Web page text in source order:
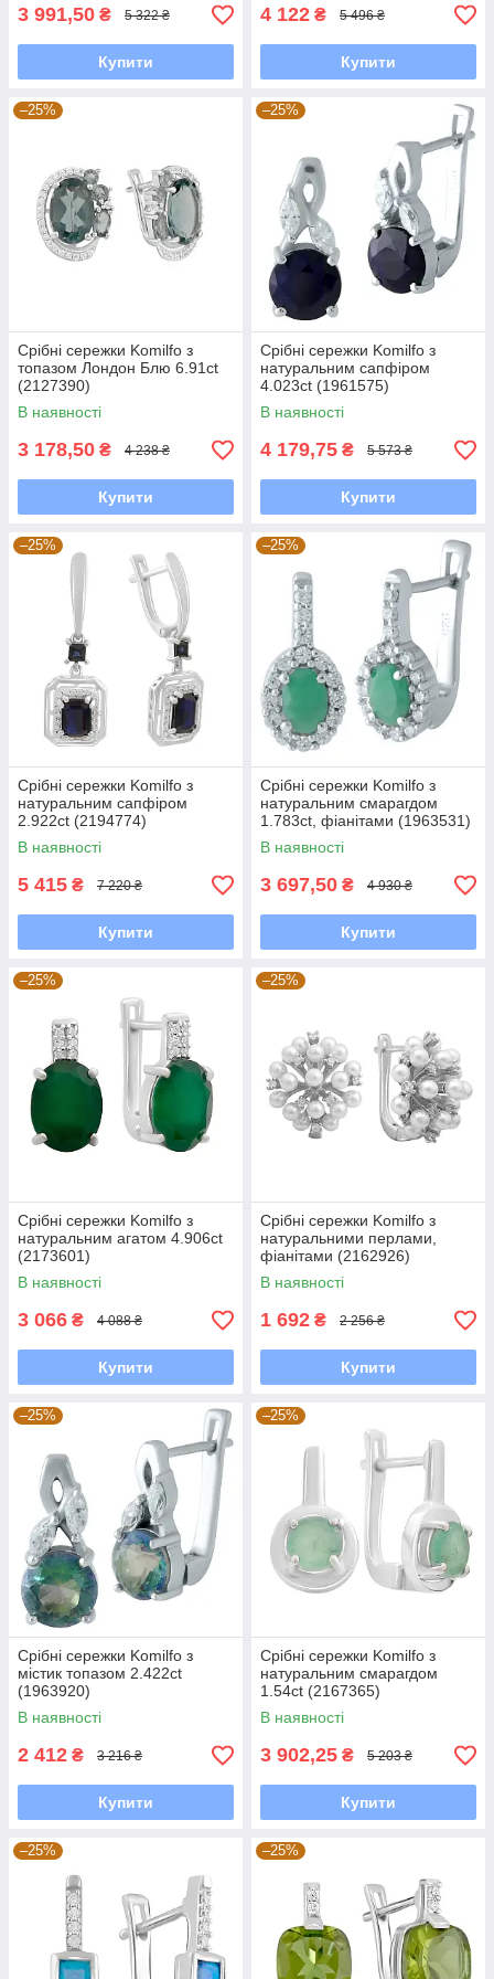
3 991,50 ₴ 5 322 ₴
Купити
4 122 ₴ 5 496 ₴
Купити
–25%
Срібні сережки Komilfo з
топазом Лондон Блю 6.91ct
(2127390)
В наявності
3 178,50 ₴ 4 238 ₴
Купити
–25%
Срібні сережки Komilfo з
натуральним сапфіром
4.023ct (1961575)
В наявності
4 179,75 ₴ 5 573 ₴
Купити
–25%
Срібні сережки Komilfo з
натуральним сапфіром
2.922ct (2194774)
В наявності
5 415 ₴ 7 220 ₴
Купити
–25%
Срібні сережки Komilfo з
натуральним смарагдом
1.783ct, фіанітами (1963531)
В наявності
3 697,50 ₴ 4 930 ₴
Купити
–25%
Срібні сережки Komilfo з
натуральним агатом 4.906ct
(2173601)
В наявності
3 066 ₴ 4 088 ₴
Купити
–25%
Срібні сережки Komilfo з
натуральними перлами,
фіанітами (2162926)
В наявності
1 692 ₴ 2 256 ₴
Купити
–25%
Срібні сережки Komilfo з
містик топазом 2.422ct
(1963920)
В наявності
2 412 ₴ 3 216 ₴
Купити
–25%
Срібні сережки Komilfo з
натуральним смарагдом
1.54ct (2167365)
В наявності
3 902,25 ₴ 5 203 ₴
Купити
–25% –25%